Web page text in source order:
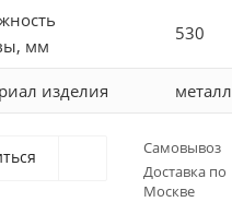
мм
530
изделия металл
Самовывоз
Доставка по
Москве